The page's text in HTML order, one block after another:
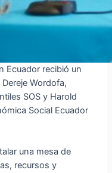
Ecuador recibió un
Wordofa,
SOS y Harold
Social Ecuador
una mesa de
recursos y